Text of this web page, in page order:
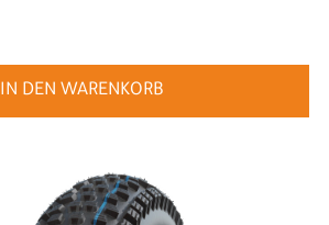
IN DEN WARENKORB